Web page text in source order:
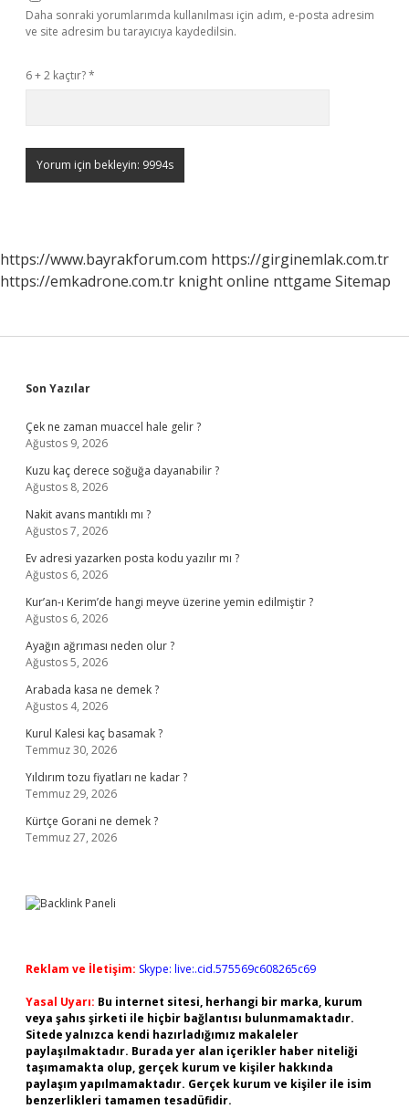
Daha sonraki yorumlarımda kullanılması için adım, e-posta adresim
ve site adresim bu tarayıcıya kaydedilsin.
6 + 2 kaçtır?*
https://www.bayrakforum.com https://girginemlak.com.tr
https://emkadrone.com.tr knight online nttgame Sitemap
Sidebar
Son Yazılar
Çek ne zaman muaccel hale gelir ?
Ağustos 9, 2026
Kuzu kaç derece soğuğa dayanabilir ?
Ağustos 8, 2026
Nakit avans mantıklı mı ?
Ağustos 7, 2026
Ev adresi yazarken posta kodu yazılır mı ?
Ağustos 6, 2026
Kur’an-ı Kerim’de hangi meyve üzerine yemin edilmiştir ?
Ağustos 6, 2026
Ayağın ağrıması neden olur ?
Ağustos 5, 2026
Arabada kasa ne demek ?
Ağustos 4, 2026
Kurul Kalesi kaç basamak ?
Temmuz 30, 2026
Yıldırım tozu fiyatları ne kadar ?
Temmuz 29, 2026
Kürtçe Gorani ne demek ?
Temmuz 27, 2026
Reklam ve İletişim: Skype: live:.cid.575569c608265c69
Yasal Uyarı: Bu internet sitesi, herhangi bir marka, kurum
veya şahıs şirketi ile hiçbir bağlantısı bulunmamaktadır.
Sitede yalnızca kendi hazırladığımız makaleler
paylaşılmaktadır. Burada yer alan içerikler haber niteliği
taşımamakta olup, gerçek kurum ve kişiler hakkında
paylaşım yapılmamaktadır. Gerçek kurum ve kişiler ile isim
benzerlikleri tamamen tesadüfidir.